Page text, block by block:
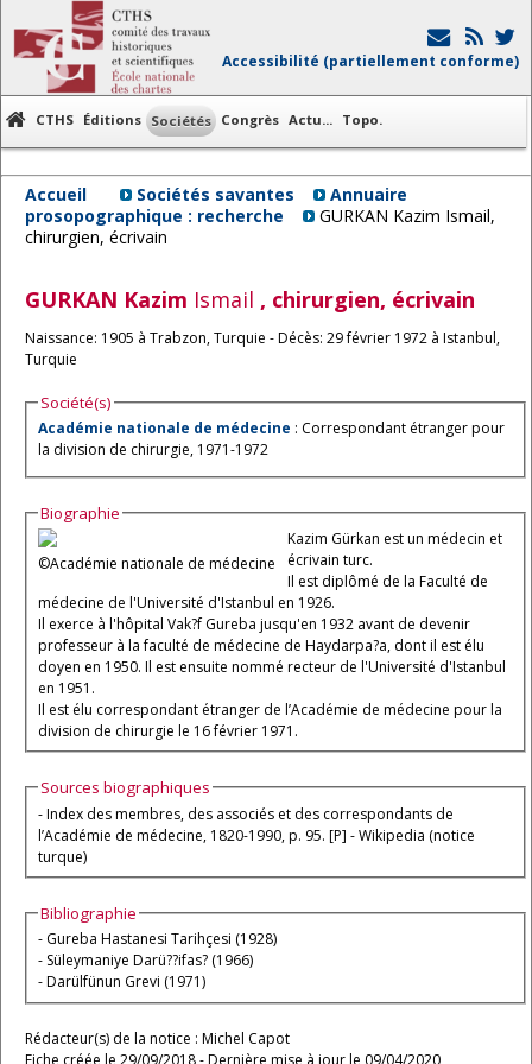
Accessibilité (partiellement conforme)
CTHS Éditions Sociétés Congrès Actu... Topo.
Accueil Sociétés savantes
Annuaire
prosopographique : recherche
GURKAN Kazim Ismail,
chirurgien, écrivain
GURKAN Kazim Ismail , chirurgien, écrivain
Naissance: 1905 à Trabzon, Turquie - Décès: 29 février 1972 à Istanbul,
Turquie
Société(s)
Académie nationale de médecine : Correspondant étranger pour
la division de chirurgie, 1971-1972
Biographie
©Académie nationale de médecine
Kazim Gürkan est un médecin et
écrivain turc.
Il est diplômé de la Faculté de
médecine de l'Université d'Istanbul en 1926.
Il exerce à l'hôpital Vak?f Gureba jusqu'en 1932 avant de devenir
professeur à la faculté de médecine de Haydarpa?a, dont il est élu
doyen en 1950. Il est ensuite nommé recteur de l'Université d'Istanbul
en 1951.
Il est élu correspondant étranger de l’Académie de médecine pour la
division de chirurgie le 16 février 1971.
Sources biographiques
- Index des membres, des associés et des correspondants de
l’Académie de médecine, 1820-1990, p. 95. [P] - Wikipedia (notice
turque)
Bibliographie
- Gureba Hastanesi Tarihçesi (1928)
- Süleymaniye Darü??ifas? (1966)
- Darülfünun Grevi (1971)
Rédacteur(s) de la notice : Michel Capot
Fiche créée le 29/09/2018 - Dernière mise à jour le 09/04/2020